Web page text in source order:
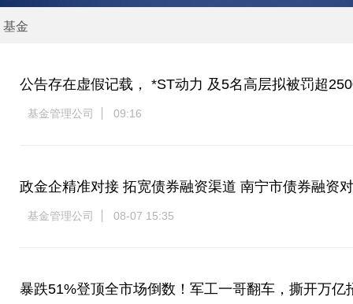
基金
公告存在虚假记载， *ST动力 及5名高层拟被罚超
基金管理公司 09:16
政金企精准对接 拓宽债券融资渠道 南宁市债券融资
基金管理公司 08-07 15:35
暴跌51%登顶全市场倒数！军工一哥翻车，撕开万亿